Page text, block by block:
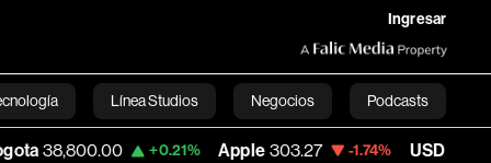
Ingresar
Línea Studios Negocios Podcasts
English
+0.21% Apple 303.27 -1.74% USD COP 3,232.96